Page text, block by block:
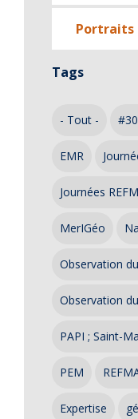
Portraits
Tags
- Tout -
EMR
Journées
MerIGéo
Observation
Observation
PAPI ; Saint-
PEM
Expertise